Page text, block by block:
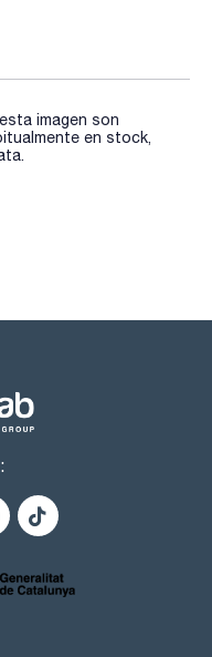
imagen son
en stock,